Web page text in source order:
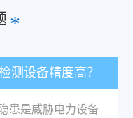
*
测设备精度高？
患是威胁电力设备